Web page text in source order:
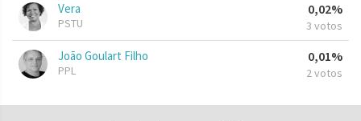
Vera
PSTU
0,02%
3 votos
João Goulart Filho
PPL
0,01%
2 votos